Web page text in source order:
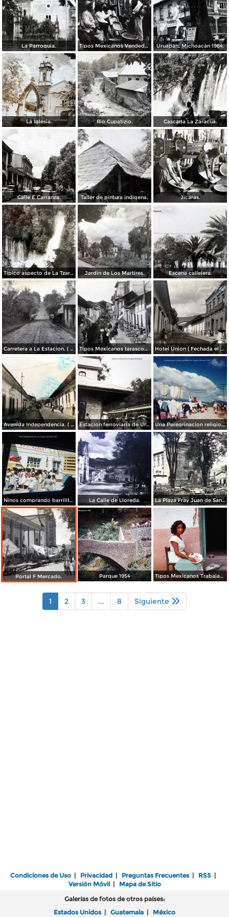
La Parroquia. Tipos Mexicanos Vendedores de vandejas. Uruapan, Michoacán 1964.
La Iglesia. Rio Cupatizio. Cascada La Zaracua.
Calle E Carranza. Taller de pintura indigena. Jicaras.
Tipico aspecto de La Tzaracua. Jardin de Los Martires. Escena callejera.
Carretera a La Estacion. ( Circulada el 26 de Junio de 1932 ). Tipos Mexicanos tarascos en dia de mercado.. Hotel Union ( Fechada el 18 de Junio de 1916 ).
Avenida Independencia. ( Circulada el 21 de Julio de 1955 ). Estacion ferroviaria de Uruapan Michoacán ( Circulada el 24 de Mayo de 1930 ). Una Peregrinacion religiosa alrededores de Uruapan, Michoacán 1960
Ninos comprando barrilitos en Uruapan, Michoacán 1960. La Calle de Lloreda. La Plaza Fray Juan de San Miguel.
Portal F Mercado. Parque 1954 Tipos Mexicanos Trabajando en la laca.
1 2 3 ... 8 Siguiente
Condiciones de Uso | Privacidad | Preguntas Frecuentes | RSS |
Versión Móvil| Mapa de Sitio
Galerías de fotos de otros países:
Estados Unidos | Guatemala | México